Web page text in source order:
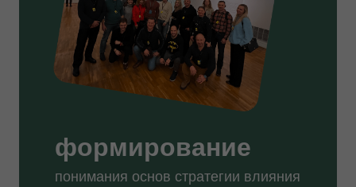
формирование
понимания основ стратегии влияния